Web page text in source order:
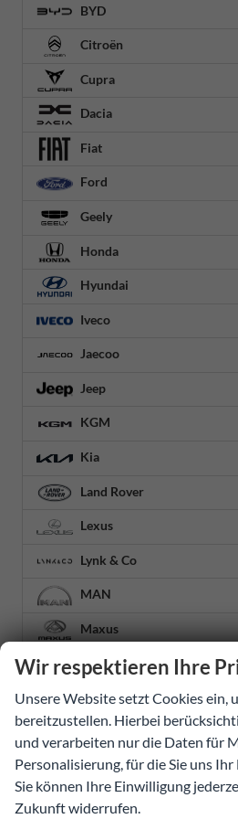
BYD
Citroën
Cupra
Dacia
Fiat
Ford
Geely
Honda
Hyundai
Iveco
Jaecoo
Jeep
KGM
Kia
Land Rover
Lexus
Lynk & Co
MAN
Maxus
Mazda
Mercedes-Benz
MINI
Mitsubishi
Wir respektieren Ihre
Unsere Website setzt Cookies ein,
bereitzustellen. Hierbei
und verarbeiten nur die Daten für
Personalisierung, für die Sie uns
Sie können Ihre Einwilligung
Zukunft widerrufen.